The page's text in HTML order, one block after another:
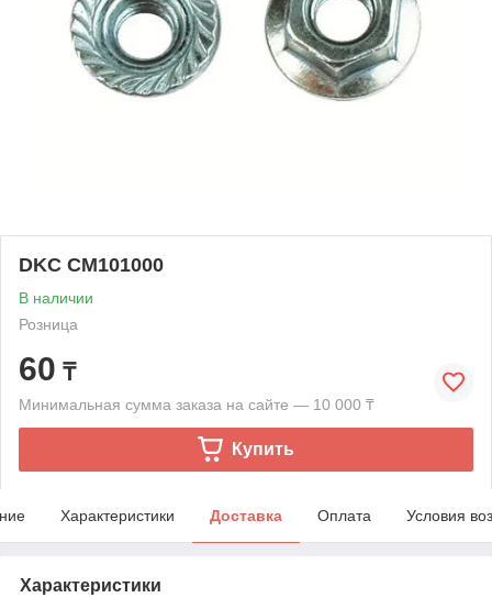
DKC CM101000
В наличии
Розница
60 ₸
Минимальная сумма заказа на сайте — 10 000 ₸
Купить
Характеристики Доставка Оплата Условия
Характеристики